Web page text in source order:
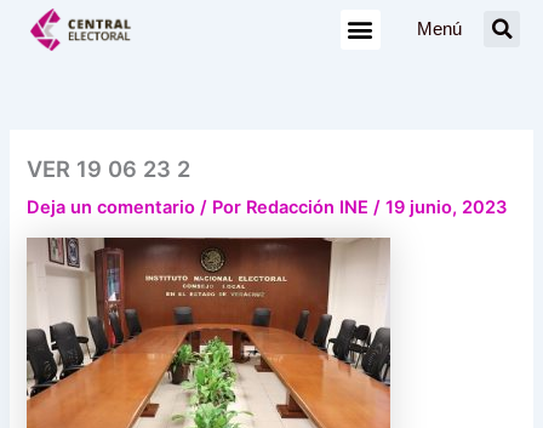
Menú
VER 19 06 23 2
Deja un comentario / Por Redacción INE/19 junio, 2023